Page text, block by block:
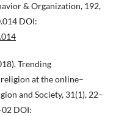
& Organization, 192,
DOI:
Trending
at the online–
and Society, 31(1), 22–
DOI: